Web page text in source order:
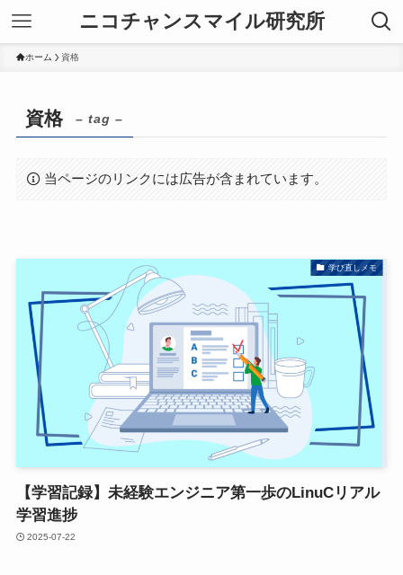
ニコチャンスマイル研究所
ホーム 資格
資格 – tag –
当ページのリンクには広告が含まれています。
学び直しメモ
【学習記録】未経験エンジニア第一歩のLinuCリアル
学習進捗
2025-07-22